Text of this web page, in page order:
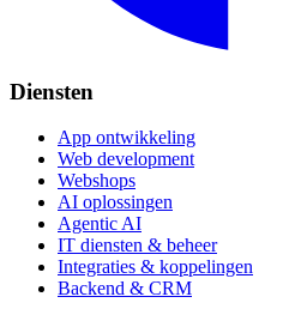
Diensten
App ontwikkeling
Web development
Webshops
AI oplossingen
Agentic AI
IT diensten & beheer
Integraties & koppelingen
Backend & CRM